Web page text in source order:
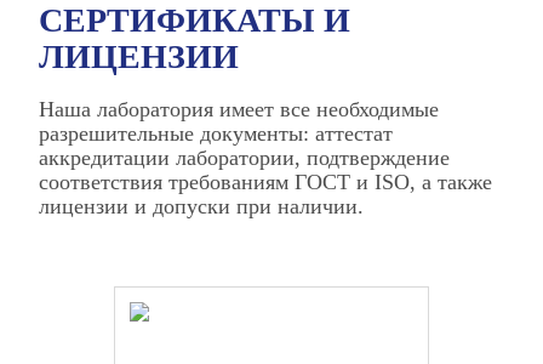
СЕРТИФИКАТЫ И
ЛИЦЕНЗИИ
Наша лаборатория имеет все необходимые
разрешительные документы: аттестат
аккредитации лаборатории, подтверждение
соответствия требованиям ГОСТ и ISO, а также
лицензии и допуски при наличии.